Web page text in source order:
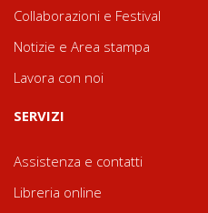
Collaborazioni e Festival
Notizie e Area stampa
Lavora con noi
SERVIZI
Assistenza e contatti
Libreria online